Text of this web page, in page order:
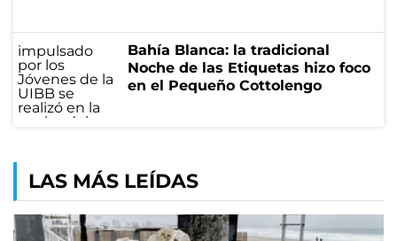
Bahía Blanca: la tradicional
Noche de las Etiquetas hizo foco
en el Pequeño Cottolengo
LAS MÁS LEÍDAS